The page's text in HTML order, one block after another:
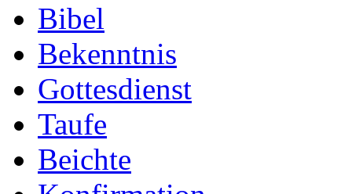
Bibel
Bekenntnis
Gottesdienst
Taufe
Beichte